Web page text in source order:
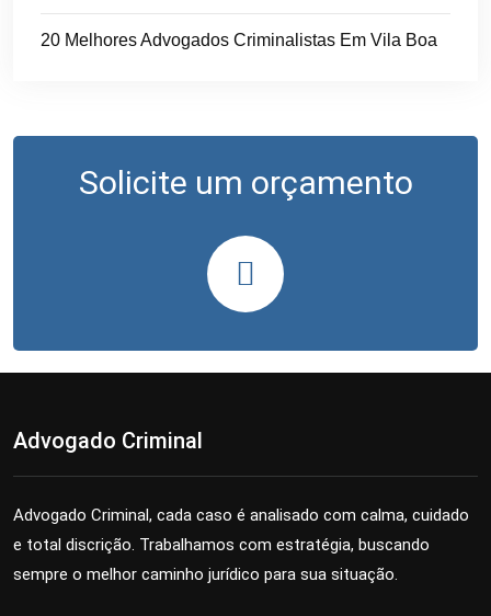
20 Melhores Advogados Criminalistas Em Vila Boa
Solicite um orçamento
Advogado Criminal
Advogado Criminal, cada caso é analisado com calma, cuidado
e total discrição. Trabalhamos com estratégia, buscando
sempre o melhor caminho jurídico para sua situação.